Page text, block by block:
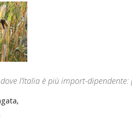
l’Italia è più import-